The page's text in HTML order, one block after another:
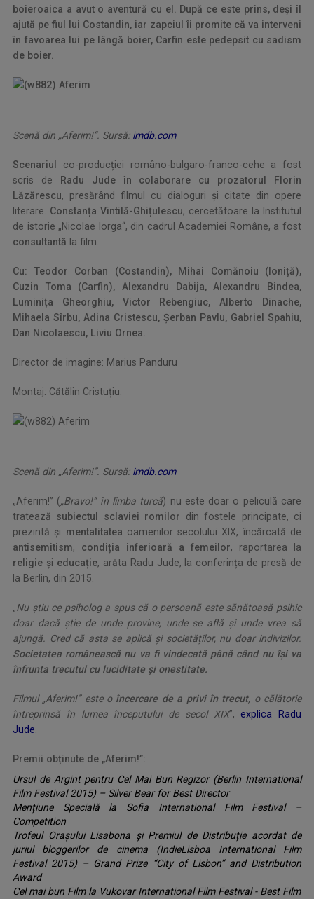
boieroaica a avut o aventură cu el. După ce este prins, deși îl
ajută pe fiul lui Costandin, iar zapciul îi promite că va interveni
în favoarea lui pe lângă boier, Carfin este pedepsit cu sadism
de boier.
Scenă din „Aferim!”. Sursă:imdb.com
Scenariul co-producției româno-bulgaro-franco-cehe a fost
scris de
Radu Jude în colaborare cu prozatorul Florin
Lăzărescu, presărând filmul cu dialoguri și citate din opere
literare.
Constanța Vintilă-Ghițulescu, cercetătoare la Institutul
de istorie „Nicolae Iorga“, din cadrul Academiei Române, a fost
consultantă la film.
Cu: Teodor Corban (Costandin), Mihai Comănoiu (Ioniță),
Cuzin Toma (Carfin), Alexandru Dabija, Alexandru Bindea,
Luminița Gheorghiu, Victor Rebengiuc, Alberto Dinache,
Mihaela Sîrbu, Adina Cristescu, Șerban Pavlu, Gabriel Spahiu,
Dan Nicolaescu, Liviu Ornea.
Director de imagine: Marius Panduru
Montaj: Cătălin Cristuțiu.
Scenă din „Aferim!”. Sursă:imdb.com
„Aferim!” („Bravo!” în limba turcă) nu este doar o peliculă care
tratează subiectul sclaviei romilor din fostele principate, ci
prezintă și mentalitatea oamenilor secolului XIX, încărcată de
antisemitism, condiția inferioară a femeilor, raportarea la
religie și educație, arăta Radu Jude, la conferința de presă de
la Berlin, din 2015.
„Nu știu ce psiholog a spus că o persoană este sănătoasă psihic
doar dacă știe de unde provine, unde se află și unde vrea să
ajungă. Cred că asta se aplică și societăților, nu doar indivizilor.
Societatea românească nu va fi vindecată până când nu își va
înfrunta trecutul cu luciditate și onestitate.
Filmul „Aferim!” este oîncercare de a privi în trecut, o călătorie
întreprinsă în lumea începutului de secol XIX”,explica Radu
Jude
Premii obținute de „Aferim!”:
Ursul de Argint pentru Cel Mai Bun Regizor (Berlin International
Film Festival 2015) – Silver Bear for Best Director
Mențiune Specială la Sofia International Film Festival –
Competition
Trofeul Orașului Lisabona și Premiul de Distribuție acordat de
juriul bloggerilor de cinema (IndieLisboa International Film
Festival 2015) – Grand Prize “City of Lisbon” and Distribution
Award
Cel mai bun Film la Vukovar International Film Festival - Best Film